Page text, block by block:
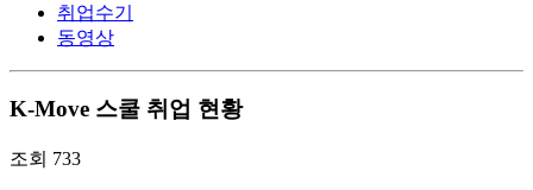
취업수기
동영상
K-Move 스쿨 취업 현황
조회 733